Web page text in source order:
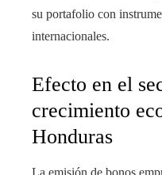
su portafolio con
internacionales.
Efecto en el
crecimiento
Honduras